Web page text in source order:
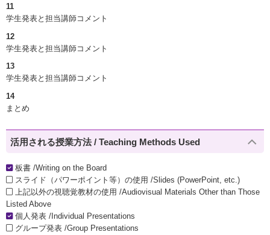
11
学生発表と担当講師コメント
12
学生発表と担当講師コメント
13
学生発表と担当講師コメント
14
まとめ
活用される授業方法 / Teaching Methods Used
板書 /Writing on the Board
スライド（パワーポイント等）の使用 /Slides (PowerPoint, etc.)
上記以外の視聴覚教材の使用 /Audiovisual Materials Other than Those
Listed Above
個人発表 /Individual Presentations
グループ発表 /Group Presentations